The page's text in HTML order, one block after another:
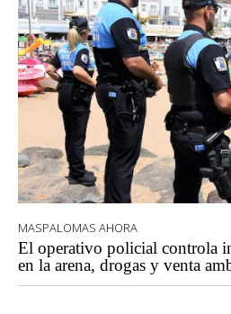
MASPALOMAS AHORA
El operativo policial controla
en la arena, drogas y venta